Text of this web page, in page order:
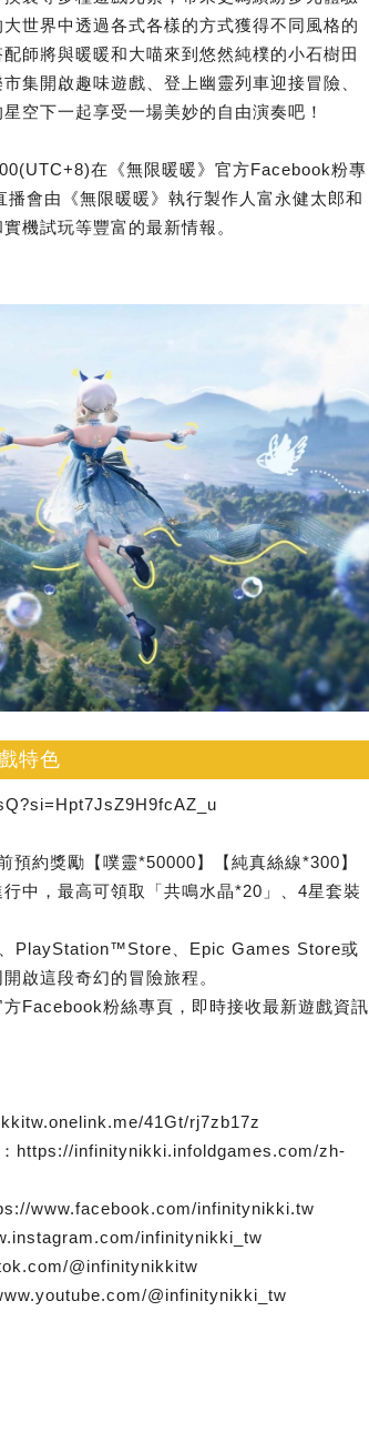
世界中透過各式各樣的方式獲得不同風格的
師將與暖暖和大喵來到悠然純樸的小石樹田
集開啟趣味遊戲、登上幽靈列車迎接冒險、
空下一起享受一場美妙的自由演奏吧！
在《無限暖暖》官方Facebook粉專
會由《無限暖暖》執行製作人富永健太郎和
機試玩等豐富的最新情報。
特色
預約獎勵【噗靈*50000】【純真絲線*300】
中，最高可領取「共鳴水晶*20」、4星套裝
PlayStation™Store、Epic Games Store或
啟這段奇幻的冒險旅程。
Facebook粉絲專頁，即時接收最新遊戲資訊
41Gt/rj7zb17z
https://infinitynikki.infoldgames.com/zh-
www.facebook.com/infinitynikki.tw
infinitynikki_tw
@infinitynikkitw
@infinitynikki_tw